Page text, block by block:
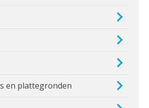
en plattegronden